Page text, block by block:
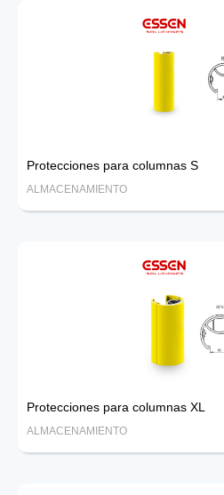
Protecciones para columnas S
ALMACENAMIENTO
Protecciones para columnas XL
ALMACENAMIENTO